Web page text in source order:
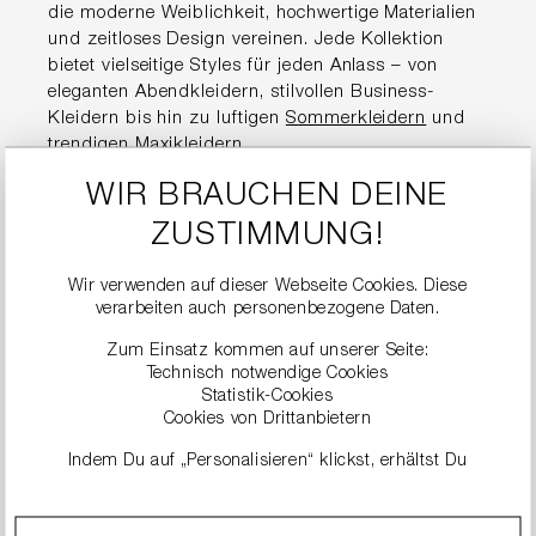
die moderne Weiblichkeit, hochwertige Materialien
und zeitloses Design vereinen. Jede Kollektion
bietet vielseitige Styles für jeden Anlass – von
eleganten Abendkleidern, stilvollen Business-
Kleidern bis hin zu luftigen Sommerkleidern und
trendigenMaxikleidern.
Hochwertige
Damenkleider für jeden
Anlass
Die Kleider von RIANI stehen für Premium-Qualität
und eine perfekte Passform. Ob im Alltag, im Büro,
für den Sommer oder zu besonderen Events –
Schnitte, edle Stoffe und liebevolle Details.
WIR BRAUCHEN DEINE
ZUSTIMMUNG!
Wir verwenden auf dieser Webseite Cookies. Diese
verarbeiten auch personenbezogene Daten.
Zum Einsatz kommen auf unserer Seite:
Technisch notwendige Cookies
Statistik-Cookies
Cookies von Drittanbietern
Indem Du auf „Personalisieren“ klickst, erhältst Du